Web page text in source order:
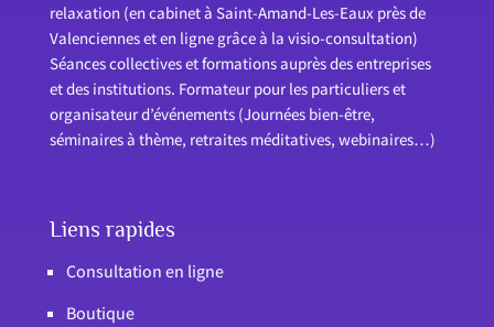
relaxation (en cabinet à Saint-Amand-Les-Eaux près de
Valenciennes et en ligne grâce à la visio-consultation)
Séances collectives et formations auprès des entreprises
et des institutions. Formateur pour les particuliers et
organisateur d’événements (Journées bien-être,
séminaires à thème, retraites méditatives, webinaires…)
Liens rapides
Consultation en ligne
Boutique